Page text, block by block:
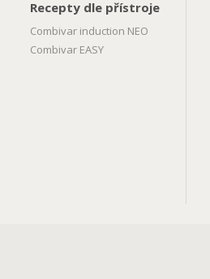
Recepty dle přístroje
Combivar induction NEO
Combivar EASY